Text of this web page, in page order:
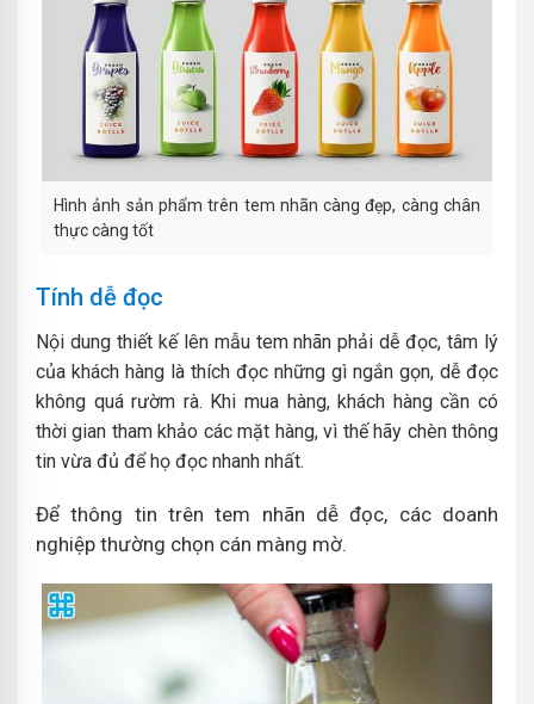
Hình ảnh sản phẩm trên tem nhãn càng đẹp, càng chân
thực càng tốt
Tính dễ đọc
Nội dung thiết kế lên mẫu tem nhãn phải dễ đọc, tâm lý
của khách hàng là thích đọc những gì ngắn gọn, dễ đọc
không quá rườm rà. Khi mua hàng, khách hàng cần có
thời gian tham khảo các mặt hàng, vì thế hãy chèn thông
tin vừa đủ để họ đọc nhanh nhất.
Để thông tin trên tem nhãn dễ đọc, các doanh
nghiệp thường chọn cán màng mờ.